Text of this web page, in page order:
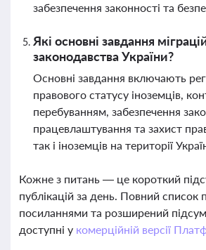
забезпечення законності та
Які основні завдання
законодавства України?
Основні завдання включають
правового статусу іноземців,
перебуванням, забезпечення
працевлаштування та захист
так і іноземців на території
Кожне з питань — це короткий
публікацій за день. Повний
посиланнями та розширений
доступні у комерційній версії